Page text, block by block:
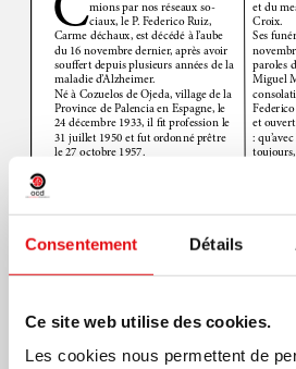
Consentement Détails
Ce site web utilise des cookies.
Les cookies nous permettent de